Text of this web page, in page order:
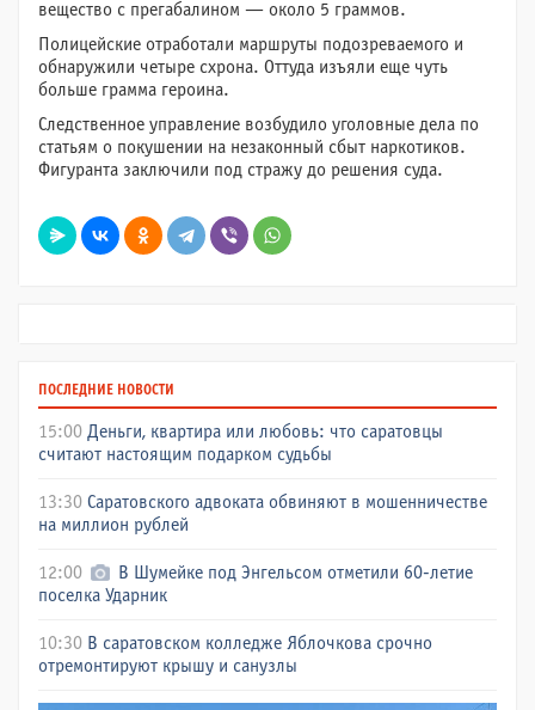
вещество с прегабалином — около 5 граммов.
Полицейские отработали маршруты подозреваемого и
обнаружили четыре схрона. Оттуда изъяли еще чуть
больше грамма героина.
Следственное управление возбудило уголовные дела по
статьям о покушении на незаконный сбыт наркотиков.
Фигуранта заключили под стражу до решения суда.
ПОСЛЕДНИЕ НОВОСТИ
15:00 Деньги, квартира или любовь: что саратовцы
считают настоящим подарком судьбы
13:30 Саратовского адвоката обвиняют в мошенничестве
на миллион рублей
12:00
В Шумейке под Энгельсом отметили 60-летие
поселка Ударник
10:30 В саратовском колледже Яблочкова срочно
отремонтируют крышу и санузлы